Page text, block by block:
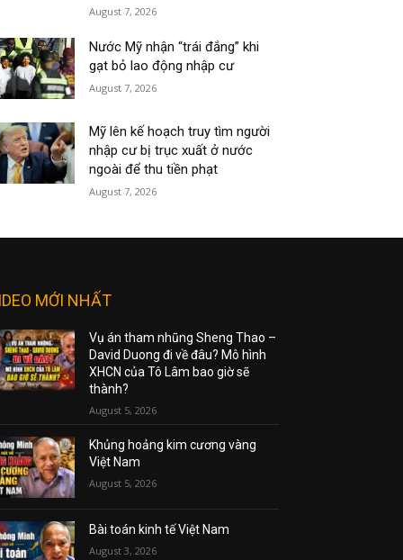
August 7, 2026
Nước Mỹ nhận “trái đắng” khi
gạt bỏ lao động nhập cư
August 7, 2026
Mỹ lên kế hoạch truy tìm người
nhập cư bị trục xuất ở nước
ngoài để thu tiền phạt
August 7, 2026
MỚI NHẤT
Vụ án tham nhũng Sheng Thao –
David Duong đi về đâu? Mô hình
XHCN của Tô Lâm bao giờ sẽ
thành?
August 5, 2026
Khủng hoảng kim cương vàng
Việt Nam
August 5, 2026
Bài toán kinh tế Việt Nam
August 3, 2026